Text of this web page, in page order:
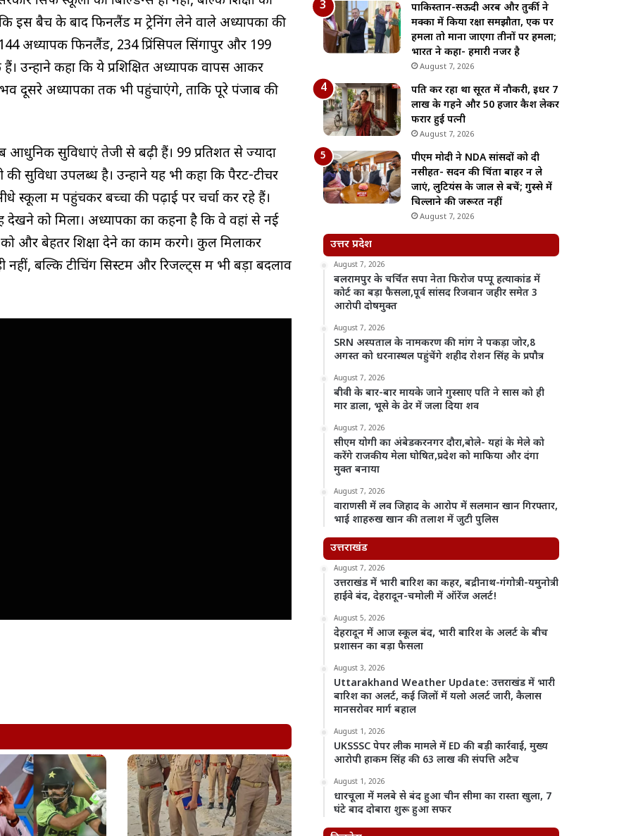
इस बैच के बाद फिनलैंड में ट्रेनिंग लेने वाले अध्यापकों की
अध्यापक फिनलैंड, 234 प्रिंसिपल सिंगापुर और 199
उन्होंने कहा कि ये प्रशिक्षित अध्यापक वापस आकर
दूसरे अध्यापकों तक भी पहुंचाएंगे, ताकि पूरे पंजाब की
सुविधाएं तेजी से बढ़ी हैं। 99 प्रतिशत से ज्यादा
सुविधा उपलब्ध है। उन्होंने यह भी कहा कि पैरेंट-टीचर
स्कूलों में पहुंचकर बच्चों की पढ़ाई पर चर्चा कर रहे हैं।
देखने को मिला। अध्यापकों का कहना है कि वे वहां से नई
बेहतर शिक्षा देने का काम करेंगे। कुल मिलाकर
नहीं, बल्कि टीचिंग सिस्टम और रिजल्ट्स में भी बड़ा बदलाव
पाकिस्तान-सऊदी अरब और तुर्की ने
मक्का में किया रक्षा समझौता, एक पर
हमला तो माना जाएगा तीनों पर हमला;
भारत ने कहा- हमारी नजर है
August 7, 2026
पति कर रहा था सूरत में नौकरी, इधर 7
लाख के गहने और 50 हजार कैश लेकर
फरार हुई पत्नी
August 7, 2026
पीएम मोदी ने NDA सांसदों को दी
नसीहत- सदन की चिंता बाहर न ले
जाएं, लुटियंस के जाल से बचें; गुस्से में
चिल्लाने की जरूरत नहीं
August 7, 2026
उत्तर प्रदेश
August 7, 2026
बलरामपुर के चर्चित सपा नेता फिरोज पप्पू हत्याकांड में
कोर्ट का बड़ा फैसला,पूर्व सांसद रिजवान जहीर समेत 3
आरोपी दोषमुक्त
August 7, 2026
SRN अस्पताल के नामकरण की मांग ने पकड़ा जोर,8
अगस्त को धरनास्थल पहुंचेंगे शहीद रोशन सिंह के प्रपौत्र
August 7, 2026
बीवी के बार-बार मायके जाने गुस्साए पति ने सास को ही
मार डाला, भूसे के ढेर में जला दिया शव
August 7, 2026
सीएम योगी का अंबेडकरनगर दौरा,बोले- यहां के मेले को
करेंगे राजकीय मेला घोषित,प्रदेश को माफिया और दंगा
मुक्त बनाया
August 7, 2026
वाराणसी में लव जिहाद के आरोप में सलमान खान गिरफ्तार,
भाई शाहरुख खान की तलाश में जुटी पुलिस
उत्तराखंड
August 7, 2026
उत्तराखंड में भारी बारिश का कहर, बद्रीनाथ-गंगोत्री-यमुनोत्री
हाईवे बंद, देहरादून-चमोली में ऑरेंज अलर्ट!
August 5, 2026
देहरादून में आज स्कूल बंद, भारी बारिश के अलर्ट के बीच
प्रशासन का बड़ा फैसला
August 3, 2026
Uttarakhand Weather Update: उत्तराखंड में भारी
बारिश का अलर्ट, कई जिलों में यलो अलर्ट जारी, कैलास
मानसरोवर मार्ग बहाल
August 1, 2026
UKSSSC पेपर लीक मामले में ED की बड़ी कार्रवाई, मुख्य
आरोपी हाकम सिंह की 63 लाख की संपत्ति अटैच
August 1, 2026
धारचूला में मलबे से बंद हुआ चीन सीमा का रास्ता खुला, 7
घंटे बाद दोबारा शुरू हुआ सफर